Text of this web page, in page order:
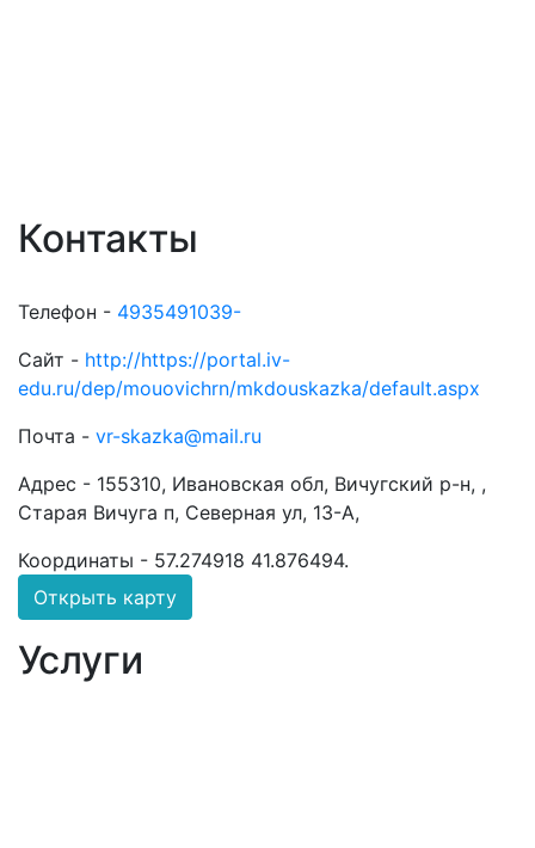
Контакты
Телефон - 4935491039-
Сайт - http://https://portal.iv-
edu.ru/dep/mouovichrn/mkdouskazka/default.aspx
Почта - vr-skazka@mail.ru
Адрес - 155310, Ивановская обл, Вичугский р-н, ,
Старая Вичуга п, Северная ул, 13-А,
Координаты - 57.274918 41.876494.
Открыть карту
Услуги